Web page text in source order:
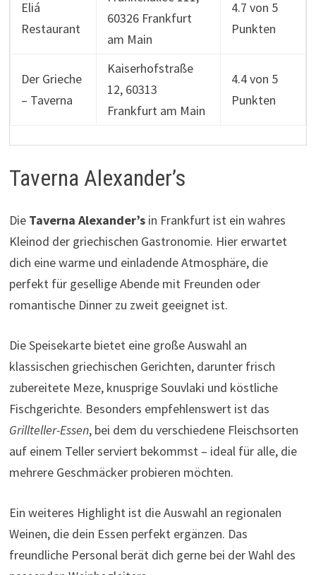
Eliá
Restaurant
60326 Frankfurt
am Main
4.7 von 5
Punkten
Der Grieche
– Taverna
Kaiserhofstraße
12, 60313
Frankfurt am Main
4.4 von 5
Punkten
Taverna Alexander’s
Die Taverna Alexander’sin Frankfurt ist ein wahres
Kleinod der griechischen Gastronomie. Hier erwartet
dich eine warme und einladende Atmosphäre, die
perfekt für gesellige Abende mit Freunden oder
romantische Dinner zu zweit geeignet ist.
Die Speisekarte bietet eine große Auswahl an
klassischen griechischen Gerichten, darunter frisch
zubereitete Meze, knusprige Souvlaki und köstliche
Fischgerichte. Besonders empfehlenswert ist das
Grillteller-Essen, bei dem du verschiedene Fleischsorten
auf einem Teller serviert bekommst – ideal für alle, die
mehrere Geschmäcker probieren möchten.
Ein weiteres Highlight ist die Auswahl an regionalen
Weinen, die dein Essen perfekt ergänzen. Das
freundliche Personal berät dich gerne bei der Wahl des